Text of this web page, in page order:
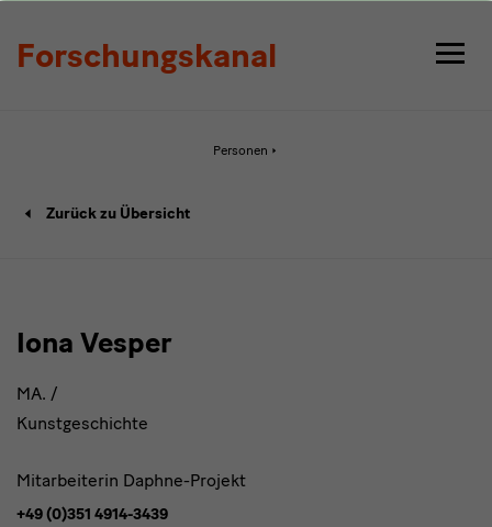
Forschungskanal
Personen
Person-
Zurück zu Übersicht
Iona Vesper
MA. /
Kunstgeschichte
Mitarbeiterin Daphne-Projekt
+49 (0)351 4914-3439